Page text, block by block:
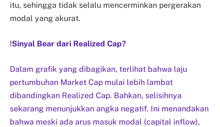
itu, sehingga tidak selalu mencerminkan pergerakan
modal yang akurat.
!Sinyal Bear dari Realized Cap?
Dalam grafik yang dibagikan, terlihat bahwa laju
pertumbuhan Market Cap mulai lebih lambat
dibandingkan Realized Cap. Bahkan, selisihnya
sekarang menunjukkan angka negatif. Ini menandakan
bahwa meski ada arus masuk modal (capital inflow),